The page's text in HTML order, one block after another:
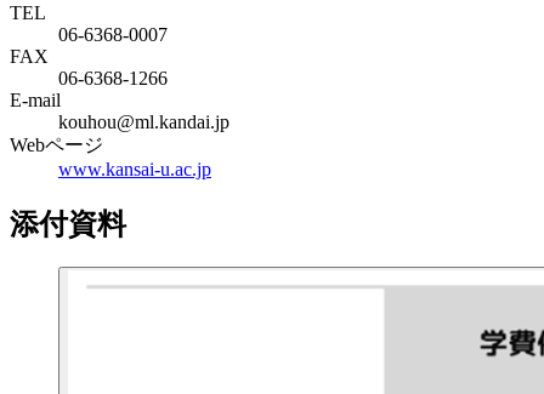
TEL
06-6368-0007
FAX
06-6368-1266
E-mail
kouhou@ml.kandai.jp
Webページ
www.kansai-u.ac.jp
添付資料